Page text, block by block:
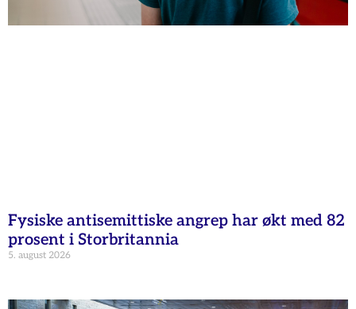
Fysiske antisemittiske angrep har økt med 82
prosent i Storbritannia
5. august 2026